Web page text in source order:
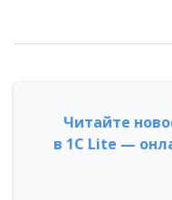
Читайте
в 1С Lite —